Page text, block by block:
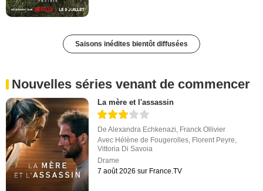
Saisons inédites bientôt diffusées
Nouvelles séries venant de commencer
La mère et l'assassin
DeAlexandra Echkenazi Franck Ollivier
Avec Hélène de Fougerolles Florent Peyre
Vittoria Di Savoia
Drame
7 août 2026 sur France.TV